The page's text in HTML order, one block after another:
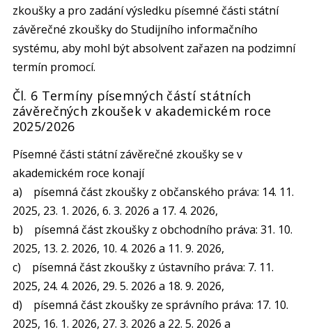
zkoušky a pro zadání výsledku písemné části státní
závěrečné zkoušky do Studijního informačního
systému, aby mohl být absolvent zařazen na podzimní
termín promocí.
Čl. 6 Termíny písemných částí státních
závěrečných zkoušek v akademickém roce
2025/2026
Písemné části státní závěrečné zkoušky se v
akademickém roce konají
a) písemná část zkoušky z občanského práva: 14. 11.
2025, 23. 1. 2026, 6. 3. 2026 a 17. 4. 2026,
b) písemná část zkoušky z obchodního práva: 31. 10.
2025, 13. 2. 2026, 10. 4. 2026 a 11. 9. 2026,
c) písemná část zkoušky z ústavního práva: 7. 11.
2025, 24. 4. 2026, 29. 5. 2026 a 18. 9. 2026,
d) písemná část zkoušky ze správního práva: 17. 10.
2025, 16. 1. 2026, 27. 3. 2026 a 22. 5. 2026 a